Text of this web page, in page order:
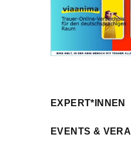
EXPERT*INNEN
EVENTS &